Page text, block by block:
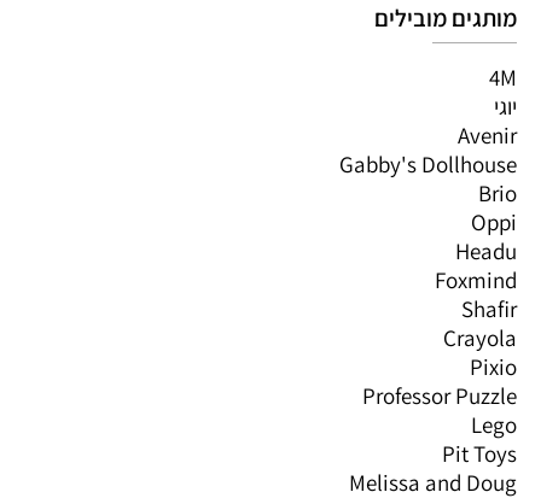
מותגים מובילים
4M
יוגי
Avenir
Gabby's Dollhouse
Brio
Oppi
Headu
Foxmind
Shafir
Crayola
Pixio
Professor Puzzle
Lego
Pit Toys
Melissa and Doug